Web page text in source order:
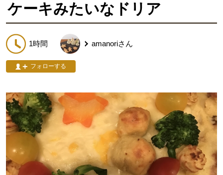
ケーキみたいなドリア
1時間 amanoriさん
フォローする